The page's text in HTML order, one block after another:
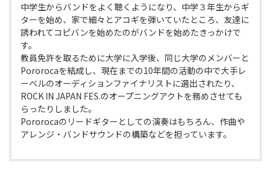
中学生からバンドをよく聴くようになり、中学３年生からギ
ターを始め、家で細々とアコギを弾いていたところ、友達に
誘われてコピバンを始めたのがバンドを始めたきっかけで
す。
教員免許を取るために大学に入学後、同じ大学のメンバーと
Pororocaを結成し、現在までの10年間の活動の中で大手レ
ーベルのオーディションファイナリストに選出されたり、
ROCK IN JAPAN FES.のオープニングアクトを務めさせても
らったりしました。
Pororocaのリードギターとしての演奏はもちろん、作曲や
アレンジ・バンドサウンドの構築などを担っています。